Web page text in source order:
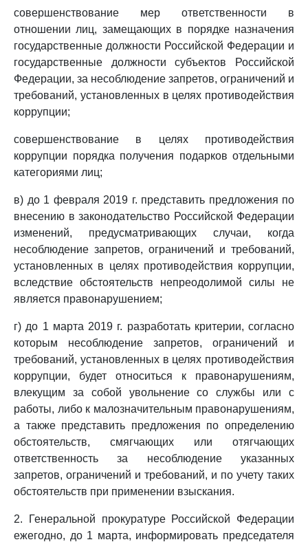
совершенствование мер ответственности в
отношении лиц, замещающих в порядке назначения
государственные должности Российской Федерации и
государственные должности субъектов Российской
Федерации, за несоблюдение запретов, ограничений и
требований, установленных в целях противодействия
коррупции;
совершенствование в целях противодействия
коррупции порядка получения подарков отдельными
категориями лиц;
в) до 1 февраля 2019 г. представить предложения по
внесению в законодательство Российской Федерации
изменений, предусматривающих случаи, когда
несоблюдение запретов, ограничений и требований,
установленных в целях противодействия коррупции,
вследствие обстоятельств непреодолимой силы не
является правонарушением;
г) до 1 марта 2019 г. разработать критерии, согласно
которым несоблюдение запретов, ограничений и
требований, установленных в целях противодействия
коррупции, будет относиться к правонарушениям,
влекущим за собой увольнение со службы или с
работы, либо к малозначительным правонарушениям,
а также представить предложения по определению
обстоятельств, смягчающих или отягчающих
ответственность за несоблюдение указанных
запретов, ограничений и требований, и по учету таких
обстоятельств при применении взыскания.
2. Генеральной прокуратуре Российской Федерации
ежегодно, до 1 марта, информировать председателя